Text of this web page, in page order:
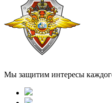
Мы защитим интересы